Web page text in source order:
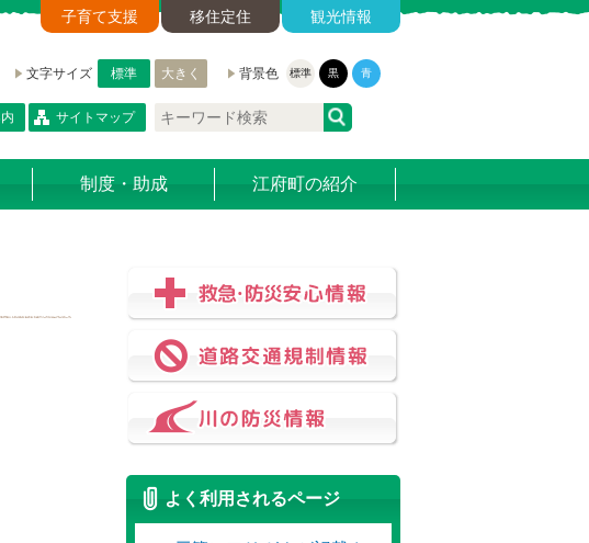
子育て支援 移住定住
観光情報
文字サイズ 標準 大きく 背景色 標準 黒 青
サイトマップ
制度・助成 江府町の紹介
よく利用されるページ